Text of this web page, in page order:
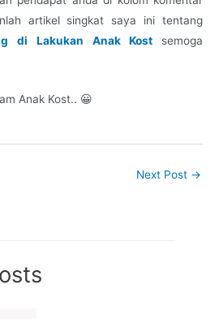
artikel singkat saya ini tentang
di Lakukan Anak Kost
semoga
Anak Kost.. 😀
Next Post →